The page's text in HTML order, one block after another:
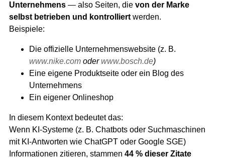
Unternehmens— also Seiten, die von der Marke
selbst betrieben und kontrolliertwerden.
Beispiele:
Die offizielle Unternehmenswebsite (z. B.
www.nike.comoderwww.bosch.de)
Eine eigene Produktseite oder ein Blog des
Unternehmens
Ein eigener Onlineshop
In diesem Kontext bedeutet das:
Wenn KI-Systeme (z. B. Chatbots oder Suchmaschinen
mit KI-Antworten wie ChatGPT oder Google SGE)
Informationen zitieren, stammen 44 % dieser Zitate